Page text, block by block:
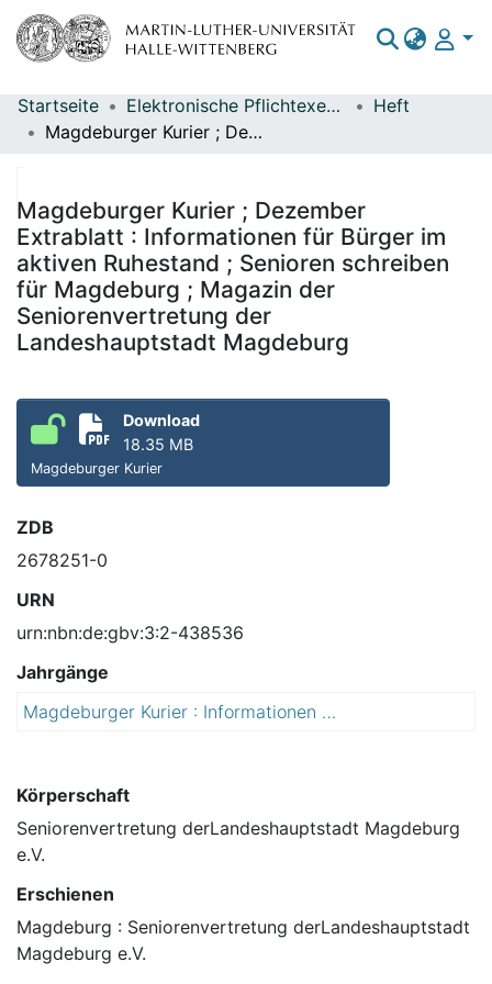
Bereiche & Sammlungen
Statistiken
Startseite Elektronische Pflichtexemplare
Heft
Magdeburger Kurier ; Dezember Extrablatt : Informationen für Bürger im aktiven Ruhestand ; Senioren schreiben für Magdeburg ; Magazin der Seniorenvertretung der Landeshauptstadt Magdeburg
Magdeburger Kurier ; Dezember
Extrablatt : Informationen für Bürger im
aktiven Ruhestand ; Senioren schreiben
für Magdeburg ; Magazin der
Seniorenvertretung der
Landeshauptstadt Magdeburg
Download
18.35 MB
Magdeburger Kurier
ZDB
2678251-0
URN
urn:nbn:de:gbv:3:2-438536
Jahrgänge
Magdeburger Kurier : Informationen für Bürger im aktiven Ruhestand ; Senioren schreiben für Magdeburg ; Magazin der Seniorenvertretung der Landeshauptstadt Magdeburg
Körperschaft
Seniorenvertretung derLandeshauptstadt Magdeburg
e.V.
Erschienen
Magdeburg : Seniorenvertretung derLandeshauptstadt
Magdeburg e.V.